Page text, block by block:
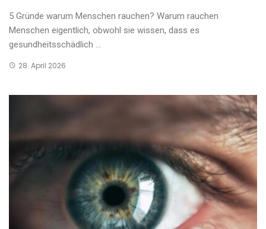
5 Gründe warum Menschen rauchen? Warum rauchen
Menschen eigentlich, obwohl sie wissen, dass es
gesundheitsschädlich ...
28. April 2026